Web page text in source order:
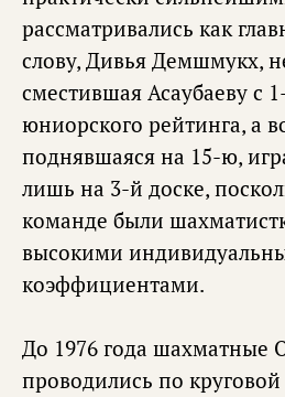
рассматривались как
слову, Дивья Демшмукх,
сместившая Асаубаеву с
юниорского рейтинга, а
поднявшаяся на 15-ю,
лишь на 3-й доске,
команде были
высокими
коэффициентами.
До 1976 года шахматные
проводились по